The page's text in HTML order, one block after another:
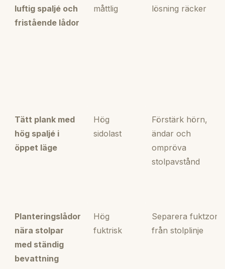
luftig spaljé och
fristående lådor
måttlig
lösning räcker
Tätt plank med
hög spaljé i
öppet läge
Hög
sidolast
Förstärk hörn,
ändar och
ompröva
stolpavstånd
Planteringslådor
nära stolpar
med ständig
bevattning
Hög
fuktrisk
Separera fuktzon
från stolplinje